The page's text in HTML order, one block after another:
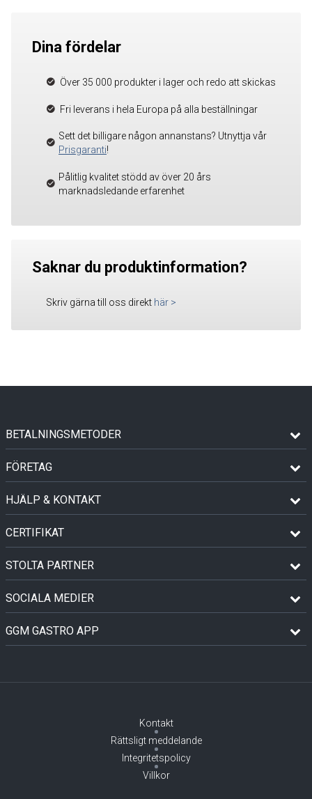
Dina fördelar
Över 35 000 produkter i lager och redo att skickas
Fri leverans i hela Europa på alla beställningar
Sett det billigare någon annanstans? Utnyttja vår
Prisgaranti!
Pålitlig kvalitet stödd av över 20 års
marknadsledande erfarenhet
Saknar du produktinformation?
Skriv gärna till oss direkt här >
BETALNINGSMETODER
FÖRETAG
HJÄLP & KONTAKT
CERTIFIKAT
STOLTA PARTNER
SOCIALA MEDIER
GGM GASTRO APP
Kontakt
Rättsligt meddelande
Integritetspolicy
Villkor